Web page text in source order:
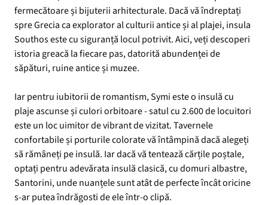
fermecătoare și bijuterii arhitecturale. Dacă vă îndreptați
spre Grecia ca explorator al culturii antice și al plajei, insula
Southos este cu siguranță locul potrivit. Aici, veți descoperi
istoria greacă la fiecare pas, datorită abundenței de
săpături, ruine antice și muzee.
Iar pentru iubitorii de romantism, Symi este o insulă cu
plaje ascunse și culori orbitoare - satul cu 2.600 de locuitori
este un loc uimitor de vibrant de vizitat. Tavernele
confortabile și porturile colorate vă întâmpină dacă alegeți
să rămâneți pe insulă. Iar dacă vă tentează cărțile poștale,
optați pentru adevărata insulă clasică, cu domuri albastre,
Santorini, unde nuanțele sunt atât de perfecte încât oricine
s-ar putea îndrăgosti de ele într-o clipă.